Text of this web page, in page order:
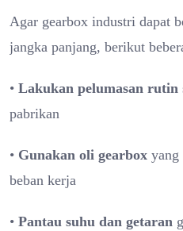
Agar gearbox industri dapat
jangka panjang, berikut
• Lakukan pelumasan rutin
pabrikan
• Gunakan oli gearbox yang
beban kerja
• Pantau suhu dan getaran